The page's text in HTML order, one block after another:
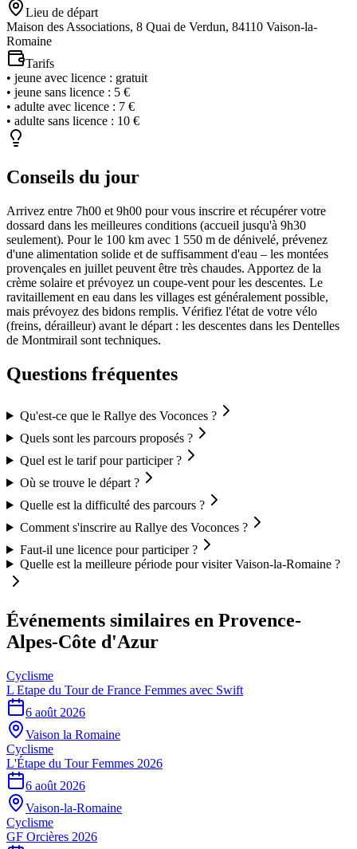
Lieu de départ
Maison des Associations, 8 Quai de Verdun, 84110 Vaison-la-
Romaine
Tarifs
• jeune avec licence : gratuit
• jeune sans licence : 5 €
• adulte avec licence : 7 €
• adulte sans licence : 10 €
Conseils du jour
Arrivez entre 7h00 et 9h00 pour vous inscrire et récupérer votre
dossard dans les meilleures conditions (accueil jusqu'à 9h30
seulement). Pour le 100 km avec 1 550 m de dénivelé, prévenez
d'une alimentation solide et de suffisamment d'eau – les montées
provençales en juillet peuvent être très chaudes. Apportez de la
crème solaire et prévoyez un coupe-vent pour les descentes. Le
ravitaillement en eau dans les villages est généralement possible,
mais prévoyez des bidons remplis. Vérifiez l'état de votre vélo
(freins, dérailleur) avant le départ : les descentes dans les Dentelles
de Montmirail sont techniques.
Questions fréquentes
Qu'est-ce que le Rallye des Voconces ?
Quels sont les parcours proposés ?
Quel est le tarif pour participer ?
Où se trouve le départ ?
Quelle est la difficulté des parcours ?
Comment s'inscrire au Rallye des Voconces ?
Faut-il une licence pour participer ?
Quelle est la meilleure période pour visiter Vaison-la-Romaine ?
Événements similaires en Provence-
Alpes-Côte d'Azur
Cyclisme
L Etape du Tour de France Femmes avec Swift
6 août 2026
Vaison la Romaine
Cyclisme
L'Étape du Tour Femmes 2026
6 août 2026
Vaison-la-Romaine
Cyclisme
GF Orcières 2026